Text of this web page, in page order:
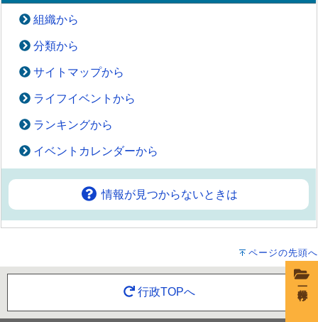
組織から
分類から
サイトマップから
ライフイベントから
ランキングから
イベントカレンダーから
情報が見つからないときは
ページの先頭へ
行政TOPへ